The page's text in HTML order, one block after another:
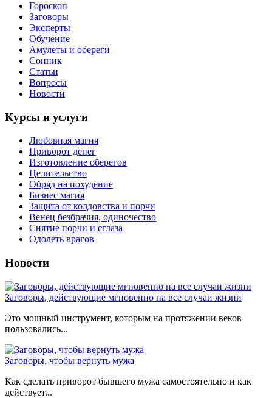
Гороскоп
Заговоры
Эксперты
Обучение
Амулеты и обереги
Сонник
Статьи
Вопросы
Новости
Курсы и услуги
Любовная магия
Приворот денег
Изготовление оберегов
Целительство
Обряд на похудение
Бизнес магия
Защита от колдовства и порчи
Венец безбрачия, одиночество
Снятие порчи и сглаза
Одолеть врагов
Новости
Заговоры, действующие мгновенно на все случаи жизни
Это мощный инструмент, которым на протяжении веков
пользовались...
Заговоры, чтобы вернуть мужа
Как сделать приворот бывшего мужа самостоятельно и как
действует...